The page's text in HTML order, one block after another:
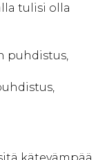
tulisi olla
puhdistus,